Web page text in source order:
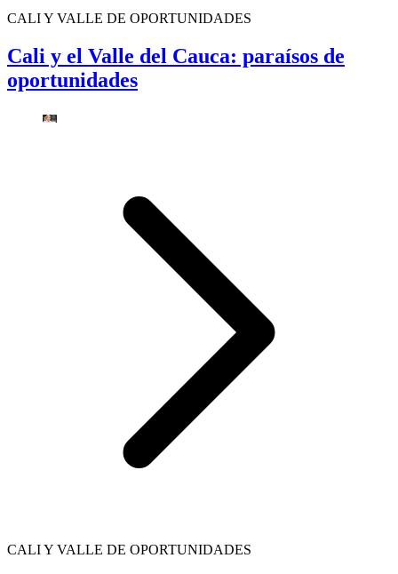
CALI Y VALLE DE OPORTUNIDADES
Cali y el Valle del Cauca: paraísos de
oportunidades
CALI Y VALLE DE OPORTUNIDADES